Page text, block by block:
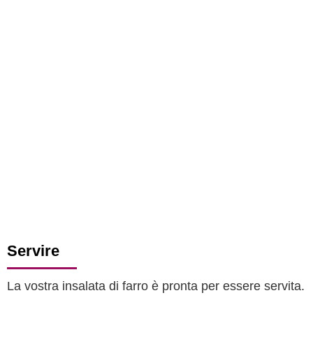
Servire
La vostra insalata di farro è pronta per essere servita.